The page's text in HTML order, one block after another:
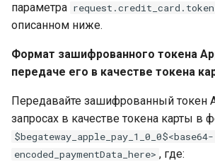
параметра request.credit_card.token
описанном ниже.
Формат зашифрованного токена
передаче его в качестве токена
Передавайте зашифрованный токен
запросах в качестве токена карты в
$begateway_apple_pay_1_0_0$<base64-
encoded_paymentData_here> , где: